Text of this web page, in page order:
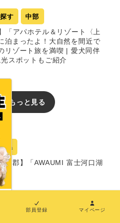
す 中部
「アパホテル＆リゾート〈上
泊まったよ！大自然を間近で
リゾート旅を満喫 | 愛犬同伴
スポットもご紹介
をもっと見る
県
留郡】「AWAUMI 富士河口湖
部員登録 マイページ